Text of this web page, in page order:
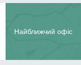
Найближчий офіс